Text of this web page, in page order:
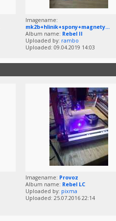
Imagename:
mk2b+hlinik+spony+magnety...
Album name: Rebel II
Uploaded by: rambo
Uploaded: 09.04.2019 14:03
Imagename: Provoz
Album name: Rebel LC
Uploaded by: pixma
Uploaded: 25.07.2016 22:14